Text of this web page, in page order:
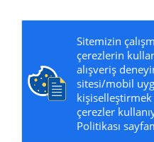
Sitemizin
çerezlerin
alışveriş
sitesi/mobil
çerezler
Politikası